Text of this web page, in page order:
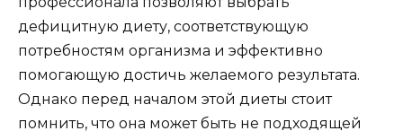
дефицитную диету, соответствующую
потребностям организма и эффективно
помогающую достичь желаемого результата.
Однако перед началом этой диеты стоит
помнить, что она может быть не подходящей